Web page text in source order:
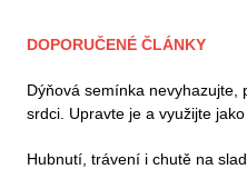
DOPORUČENÉ ČLÁNKY
Dýňová semínka
srdci. Upravte je a využijte
Hubnutí, trávení i chutě na